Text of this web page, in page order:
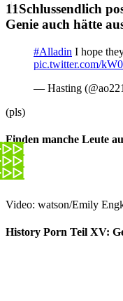
Schlussendlich
Genie auch hätte
#Alladin I hope
pic.twitter.com/
— Hasting
(pls)
Finden manche Leute
Video: watson/Emily
History Porn Teil XV: